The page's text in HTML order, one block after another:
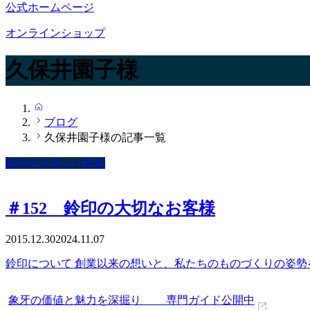
公式ホームページ
オンラインショップ
久保井園子様
ブログ
久保井園子様の記事一覧
鈴印の大切なお客様
＃152 鈴印の大切なお客様
2015.12.302024.11.07
鈴印について 創業以来の想いと、私たちのものづくりの姿勢
象牙の価値と魅力を深掘り 専門ガイド公開中